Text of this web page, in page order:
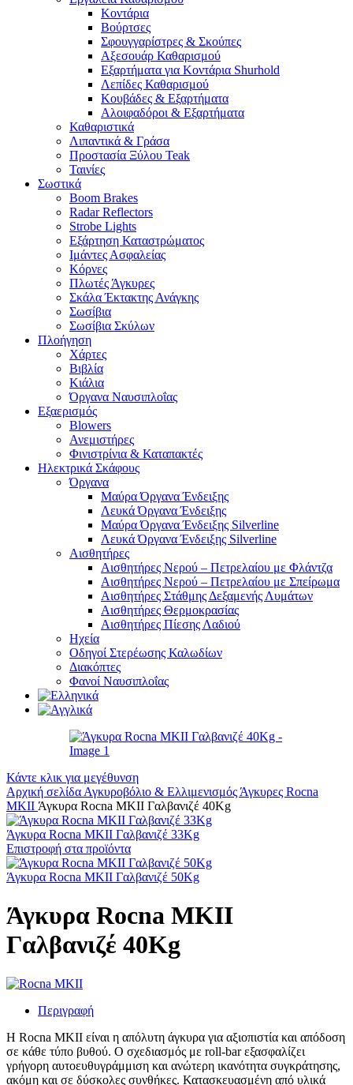
Κοντάρια
Βούρτσες
Σφουγγαρίστρες & Σκούπες
Αξεσουάρ Καθαρισμού
Εξαρτήματα για Κοντάρια Shurhold
Λεπίδες Καθαρισμού
Κουβάδες & Εξαρτήματα
Αλοιφαδόροι & Εξαρτήματα
Καθαριστικά
Λιπαντικά & Γράσα
Προστασία Ξύλου Teak
Ταινίες
Σωστικά
Boom Brakes
Radar Reflectors
Strobe Lights
Εξάρτηση Καταστρώματος
Ιμάντες Ασφαλείας
Κόρνες
Πλωτές Άγκυρες
Σκάλα Έκτακτης Ανάγκης
Σωσίβια
Σωσίβια Σκύλων
Πλοήγηση
Χάρτες
Βιβλία
Κιάλια
Όργανα Ναυσιπλοΐας
Εξαερισμός
Blowers
Ανεμιστήρες
Φινιστρίνια & Καταπακτές
Ηλεκτρικά Σκάφους
Όργανα
Μαύρα Όργανα Ένδειξης
Λευκά Όργανα Ένδειξης
Μαύρα Όργανα Ένδειξης Silverline
Λευκά Όργανα Ένδειξης Silverline
Αισθητήρες
Αισθητήρες Νερού – Πετρελαίου με Φλάντζα
Αισθητήρες Νερού – Πετρελαίου με Σπείρωμα
Αισθητήρες Στάθμης Δεξαμενής Λυμάτων
Αισθητήρες Θερμοκρασίας
Αισθητήρες Πίεσης Λαδιού
Ηχεία
Οδηγοί Στερέωσης Καλωδίων
Διακόπτες
Φανοί Ναυσιπλοΐας
Κάντε κλικ για μεγέθυνση
Αρχική σελίδα Αγκυροβόλιο & Ελλιμενισμός Άγκυρες Rocna
MKII Άγκυρα Rocna MKII Γαλβανιζέ 40Kg
Άγκυρα Rocna MKII Γαλβανιζέ 33Kg
Επιστροφή στα προϊόντα
Άγκυρα Rocna MKII Γαλβανιζέ 50Kg
Άγκυρα Rocna MKII
Γαλβανιζέ 40Kg
Περιγραφή
Η Rocna MKII είναι η απόλυτη άγκυρα για αξιοπιστία και απόδοση
σε κάθε τύπο βυθού. Ο σχεδιασμός με roll-bar εξασφαλίζει
γρήγορη αυτοευθυγράμμιση και ανώτερη ικανότητα συγκράτησης,
ακόμη και σε δύσκολες συνθήκες. Κατασκευασμένη από υλικά